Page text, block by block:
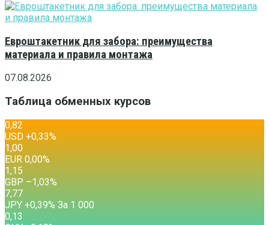
Евроштакетник для забора: преимущества
материала и правила монтажа
07.08.2026
Таблица обменных курсов
0,82
USD +0,33%
1,00
EUR 0,00%
1,15
GBP –1,03%
7,77
JPY +0,39% За 1 000
0,13